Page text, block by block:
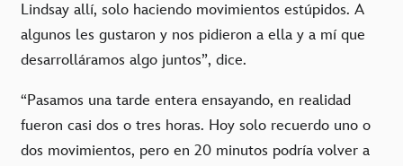
Lindsay allí, solo haciendo movimientos estúpidos. A
algunos les gustaron y nos pidieron a ella y a mí que
desarrolláramos algo juntos”, dice.
“Pasamos una tarde entera ensayando, en realidad
fueron casi dos o tres horas. Hoy solo recuerdo uno o
dos movimientos, pero en 20 minutos podría volver a